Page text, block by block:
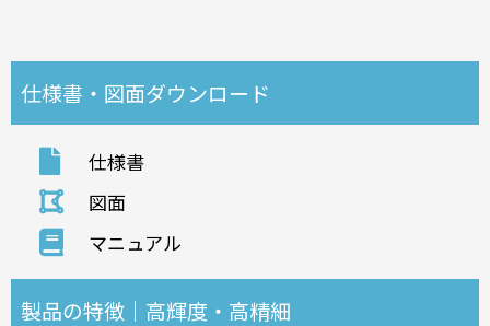
仕様書・図面ダウンロード
仕様書
図面
マニュアル
製品の特徴｜高輝度・高精細